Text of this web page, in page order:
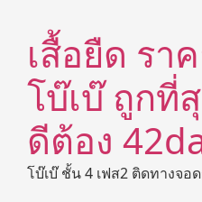
เสื้อยืด รา
โบ๊เบ๊ ถูก
ดีต้อง
โบ๊เบ๊ ชั้น 4 เฟส2 ติดทางจอ